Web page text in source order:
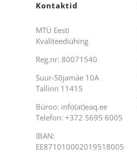
Kontaktid
MTÜ Eesti
Kvaliteediühing
Reg.nr: 80071540
Suur-Sõjamäe 10A
Tallinn 11415
Büroo: info(at)eaq.ee
Telefon: +372 5695 6005
IBAN:
EE871010002019518005